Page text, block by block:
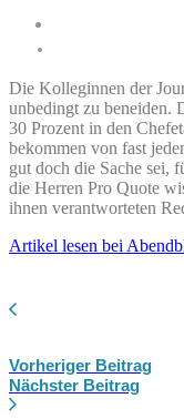
Die Kolleginnen der
unbedingt zu beneiden.
30 Prozent in den
bekommen von fast
gut doch die Sache sei,
die Herren Pro Quote
ihnen verantworteten
Artikel lesen bei
Vorheriger Beitrag
Nächster Beitrag